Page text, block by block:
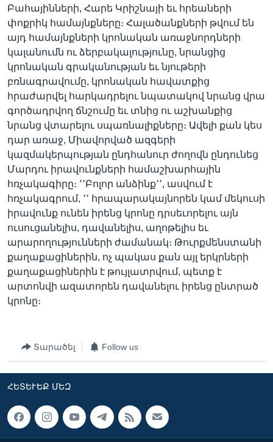
Բահայինների, Հարե Կրիշնայի եւ հրեաների
փոքրիկ համայնքները։ Հալածանքների թվում են
այդ համայնքների կրոնական առաջնորդների
կալանումն ու ձերբակալությունը, նրանցից
կրոնական գրականության եւ նյութերի
բռնագրավումը, կրոնական հավատքից
հրաժարվել հարկադրելու նպատակով նրանց վրա
գործադրվող ճնշումը եւ տնից ու աշխանքից
նրանց վտարելու սպառնալիքները։ Ավելի քան կես
դար առաջ, Միավորված ազգերի
կազմակերպության ընդհանուր ժողովն ընդունեց
Մարդու իրավունքների համաշխարհային
հռչակագիրը։ ՚՚Բոլոր անձինք՚՚, ասվում է
հռչակագրում, ՚՚ հրապարակայնորեն կամ մեկուսի
իրավունք ունեն իրենց կրոնը դրսեւորելու այն
ուսուցանելիս, դավանելիս, աղոթելիս եւ
արարողությունների ժամանակ։ Թուրքմենստանի
քաղաքացիներին, ոչ պակաս քան այլ երկրների
քաղաքացիներին է թույլատրվում, պետք է
արտոնվի ազատորեն դավանելու իրենց ընտրած
կրոնը։
Տարածել Follow us
ՀԵՏԵՒԵՔ ՄԵԶ